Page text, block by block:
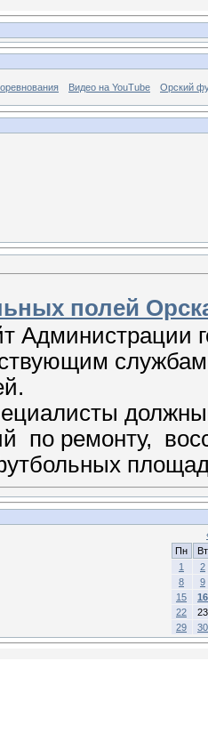
Видео на YouTube Орский
полей
Администрации
должны
по ремонту,
Пн
Вт
1
2
8
9
15
16
22
23
29
30